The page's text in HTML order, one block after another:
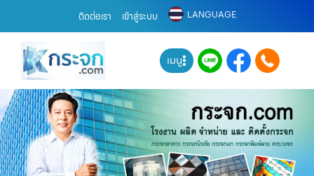
ติดต่อเรา เข้าสู่ระบบ LANGUAGE
เมนู